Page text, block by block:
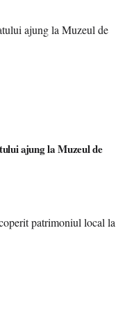
ajung la Muzeul de